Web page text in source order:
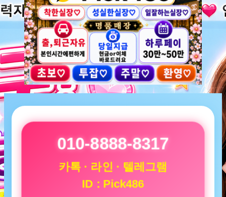
010-8888-8317
카톡 · 라인 · 텔레그램
ID : Pick486